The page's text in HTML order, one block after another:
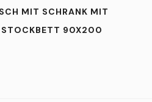
MIT SCHRANK MIT
STOCKBETT 90X200